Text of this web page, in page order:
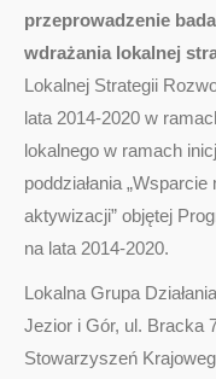
przeprowadzenie
wdrażania lokalnej
Lokalnej Strategii
lata 2014-2020 w
lokalnego w ramach
poddziałania
aktywizacji” objętej
na lata 2014-2020.
Lokalna Grupa
Jezior i Gór, ul. Bracka
Stowarzyszeń